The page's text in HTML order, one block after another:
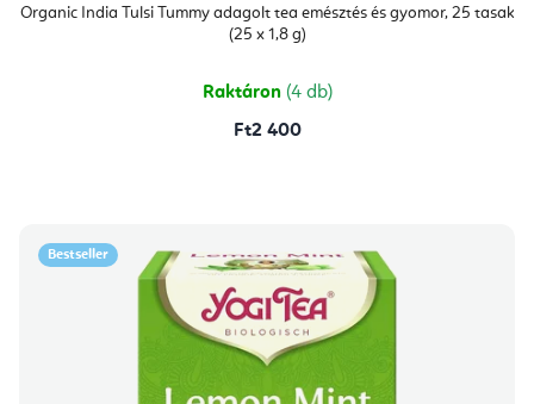
Organic India Tulsi Tummy adagolt tea emésztés és gyomor, 25 tasak
(25 x 1,8 g)
Raktáron (4 db)
Ft2 400
Bestseller